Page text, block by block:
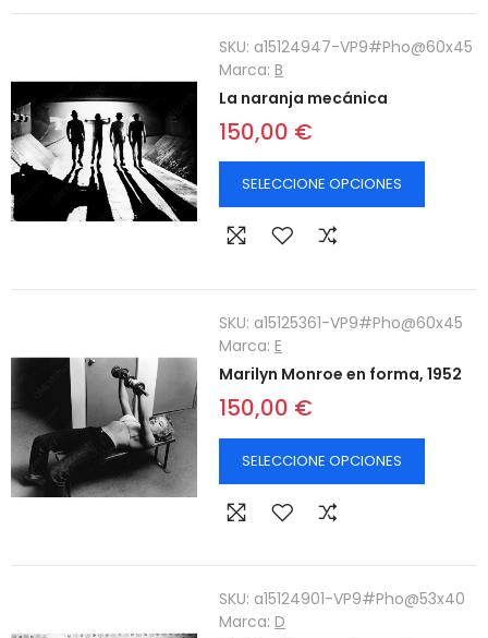
SKU: a15124947-VP9#Pho@60x45
Marca:B
La naranja mecánica
150,00 €
SELECCIONE OPCIONES
SKU: a15125361-VP9#Pho@60x45
Marca:E
Marilyn Monroe en forma, 1952
150,00 €
SELECCIONE OPCIONES
SKU: a15124901-VP9#Pho@53x40
Marca:D